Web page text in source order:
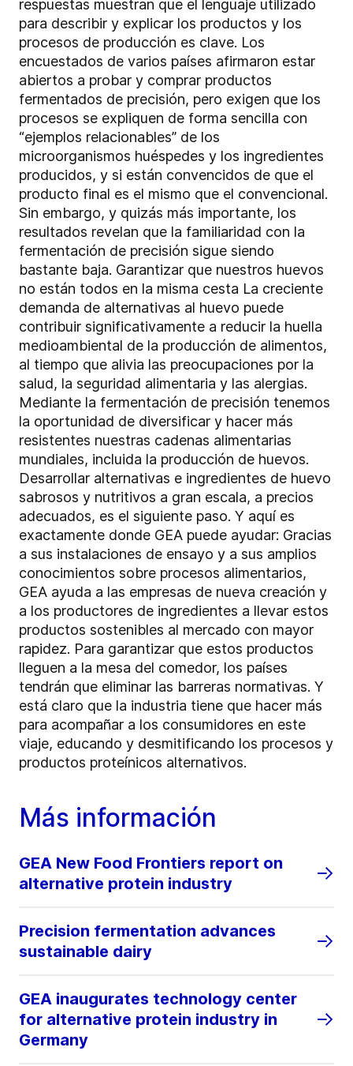
respuestas muestran que el lenguaje utilizado
para describir y explicar los productos y los
procesos de producción es clave. Los
encuestados de varios países afirmaron estar
abiertos a probar y comprar productos
fermentados de precisión, pero exigen que los
procesos se expliquen de forma sencilla con
“ejemplos relacionables” de los
microorganismos huéspedes y los ingredientes
producidos, y si están convencidos de que el
producto final es el mismo que el convencional.
Sin embargo, y quizás más importante, los
resultados revelan que la familiaridad con la
fermentación de precisión sigue siendo
bastante baja. Garantizar que nuestros huevos
no están todos en la misma cesta La creciente
demanda de alternativas al huevo puede
contribuir significativamente a reducir la huella
medioambiental de la producción de alimentos,
al tiempo que alivia las preocupaciones por la
salud, la seguridad alimentaria y las alergias.
Mediante la fermentación de precisión tenemos
la oportunidad de diversificar y hacer más
resistentes nuestras cadenas alimentarias
mundiales, incluida la producción de huevos.
Desarrollar alternativas e ingredientes de huevo
sabrosos y nutritivos a gran escala, a precios
adecuados, es el siguiente paso. Y aquí es
exactamente donde GEA puede ayudar: Gracias
a sus instalaciones de ensayo y a sus amplios
conocimientos sobre procesos alimentarios,
GEA ayuda a las empresas de nueva creación y
a los productores de ingredientes a llevar estos
productos sostenibles al mercado con mayor
rapidez. Para garantizar que estos productos
lleguen a la mesa del comedor, los países
tendrán que eliminar las barreras normativas. Y
está claro que la industria tiene que hacer más
para acompañar a los consumidores en este
viaje, educando y desmitificando los procesos y
productos proteínicos alternativos.
Más información
GEA New Food Frontiers report on
alternative protein industry
Precision fermentation advances
sustainable dairy
GEA inaugurates technology center
for alternative protein industry in
Germany